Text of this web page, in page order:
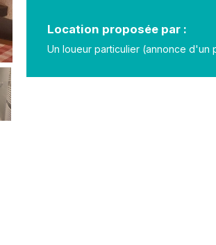
Location proposée par :
Un loueur particulier (annonce d'un